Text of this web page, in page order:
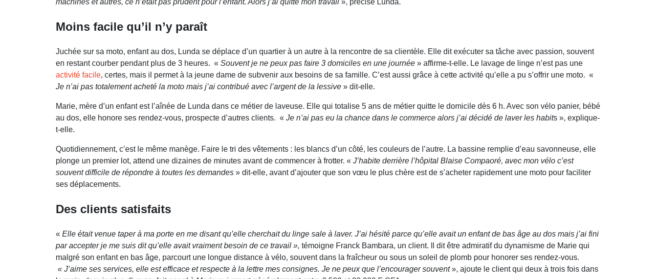
machines et autres, ce n’était pas prudent pour l’enfant. Alors j’ai quitté mon travail », précise Lunda.
Moins facile qu’il n’y paraît
Juchée sur sa moto, enfant au dos, Lunda se déplace d’un quartier à un autre à la rencontre de sa clientèle. Elle dit exécuter sa tâche avec passion, souvent
en restant courber pendant plus de 3 heures. « Souvent je ne peux pas faire 3 domiciles en une journée » affirme-t-elle. Le lavage de linge n’est pas une
activité facile, certes, mais il permet à la jeune dame de subvenir aux besoins de sa famille. C’est aussi grâce à cette activité qu’elle a pu s’offrir une moto. «
Je n’ai pas totalement acheté la moto mais j’ai contribué avec l’argent de la lessive » dit-elle.
Marie, mère d’un enfant est l’aînée de Lunda dans ce métier de laveuse. Elle qui totalise 5 ans de métier quitte le domicile dès 6 h. Avec son vélo panier, bébé
au dos, elle honore ses rendez-vous, prospecte d’autres clients. « Je n’ai pas eu la chance dans le commerce alors j’ai décidé de laver les habits », explique-
t-elle.
Quotidiennement, c’est le même manège. Faire le tri des vêtements : les blancs d’un côté, les couleurs de l’autre. La bassine remplie d’eau savonneuse, elle
plonge un premier lot, attend une dizaines de minutes avant de commencer à frotter. « J’habite derrière l’hôpital Blaise Compaoré, avec mon vélo c’est
souvent difficile de répondre à toutes les demandes » dit-elle, avant d’ajouter que son vœu le plus chère est de s’acheter rapidement une moto pour faciliter
ses déplacements.
Des clients satisfaits
« Elle était venue taper à ma porte en me disant qu’elle cherchait du linge sale à laver. J’ai hésité parce qu’elle avait un enfant de bas âge au dos mais j’ai fini
par accepter je me suis dit qu’elle avait vraiment besoin de ce travail », témoigne Franck Bambara, un client. Il dit être admiratif du dynamisme de Marie qui
malgré son enfant en bas âge, parcourt une longue distance à vélo, souvent dans la fraîcheur ou sous un soleil de plomb pour honorer ses rendez-vous.
« J’aime ses services, elle est efficace et respecte à la lettre mes consignes. Je ne peux que l’encourager souvent», ajoute le client qui deux à trois fois dans